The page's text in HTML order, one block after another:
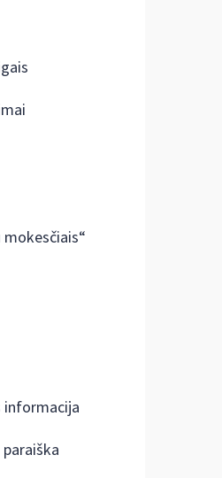
informacija